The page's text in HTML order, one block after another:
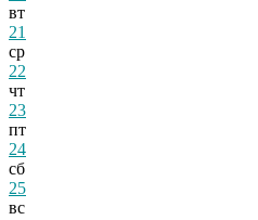
вт
21
ср
22
чт
23
пт
24
сб
25
вс